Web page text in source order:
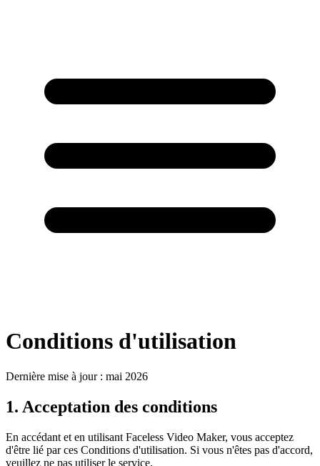
Conditions d'utilisation
Dernière mise à jour : mai 2026
1. Acceptation des conditions
En accédant et en utilisant Faceless Video Maker, vous acceptez
d'être lié par ces Conditions d'utilisation. Si vous n'êtes pas d'accord,
veuillez ne pas utiliser le service.